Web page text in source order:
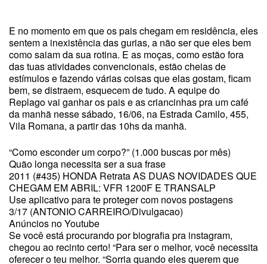
E no momento em que os pais chegam em residência, eles
sentem a inexistência das gurias, a não ser que eles bem
como saiam da sua rotina. E as moças, como estão fora
das tuas atividades convencionais, estão cheias de
estímulos e fazendo várias coisas que elas gostam, ficam
bem, se distraem, esquecem de tudo. A equipe do
Replago vai ganhar os pais e as criancinhas pra um café
da manhã nesse sábado, 16/06, na Estrada Camilo, 455,
Vila Romana, a partir das 10hs da manhã.
“Como esconder um corpo?” (1.000 buscas por mês)
Quão longa necessita ser a sua frase
2011 (#435) HONDA Retrata AS DUAS NOVIDADES QUE
CHEGAM EM ABRIL: VFR 1200F E TRANSALP
Use aplicativo para te proteger com novos postagens
3/17 (ANTONIO CARREIRO/Divulgacao)
Anúncios no Youtube
Se você está procurando por biografia pra instagram,
chegou ao recinto certo! “Para ser o melhor, você necessita
oferecer o teu melhor. “Sorria quando eles querem que